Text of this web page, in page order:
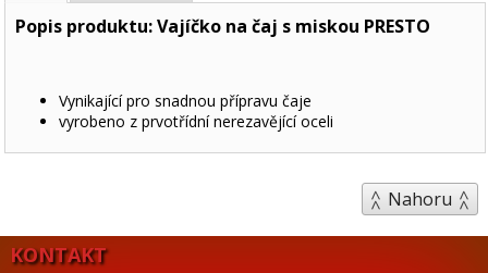
Popis produktu: Vajíčko na čaj s miskou PRESTO
Vynikající pro snadnou přípravu čaje
vyrobeno z prvotřídní nerezavějící oceli
Nahoru
KONTAKT